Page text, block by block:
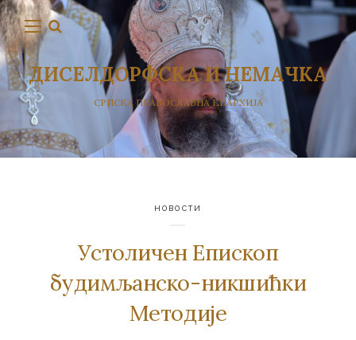
ДИСЕЛДОРФСКА И НЕМАЧКА
СРПСКА ПРАВОСЛАВНА ЕПАРХИЈА
НОВОСТИ
Устоличен Епископ
будимљанско-никшићки
Методије